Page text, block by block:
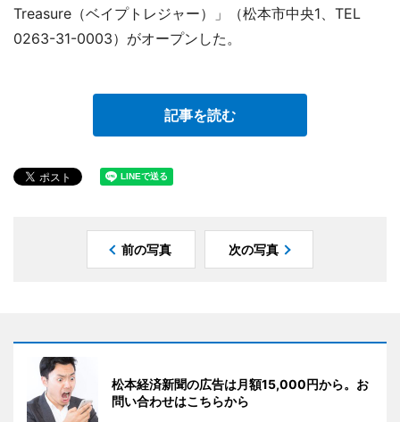
Treasure（ベイプトレジャー）」（松本市中央1、TEL
0263-31-0003）がオープンした。
記事を読む
前の写真 次の写真
松本経済新聞の広告は月額15,000円から。お
問い合わせはこちらから